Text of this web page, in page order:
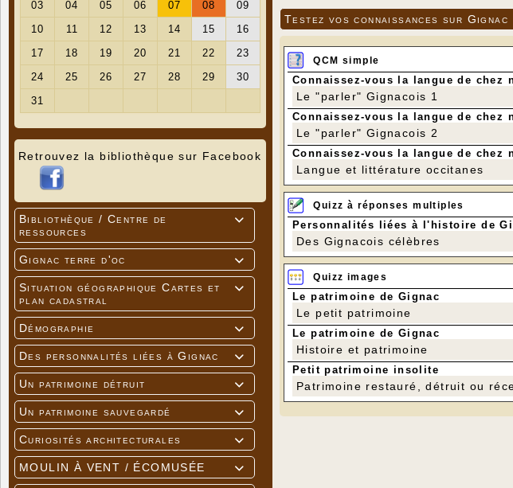
Retrouvez la bibliothèque sur Facebook

Bibliothèque / Centre de
ressources

Gignac terre d'oc

Situation géographique Cartes et
plan cadastral

Démographie

Des personnalités liées à Gignac

Un patrimoine détruit

Un patrimoine sauvegardé

Curiosités architecturales

MOULIN À VENT / ÉCOMUSÉE
Testez vos connaissances sur Gignac
QCM simple
Connaissez-vous la langue de chez
Le "parler" Gignacois 1
Connaissez-vous la langue de chez
Le "parler" Gignacois 2
Connaissez-vous la langue de chez
Langue et littérature occitanes
Quizz à réponses multiples
Personnalités liées à l'histoire de
Des Gignacois célèbres
Quizz images
Le patrimoine de Gignac
Le petit patrimoine
Le patrimoine de Gignac
Histoire et patrimoine
Petit patrimoine insolite
Patrimoine restauré, détruit ou